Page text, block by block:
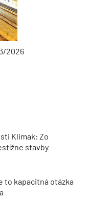
2026
Klimak: Zo
stavby
to kapacitná otázka